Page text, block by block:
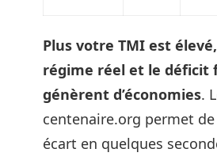
Plus votre TMI est
régime réel et le déficit
génèrent d’économies.
centenaire.org permet
écart en quelques